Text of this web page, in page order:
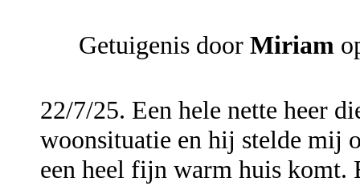
Getuigenis door Miriam
22/7/25. Een hele nette heer
woonsituatie en hij stelde mij
een heel fijn warm huis komt.